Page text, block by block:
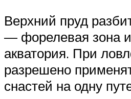
Верхний пруд
— форелевая зона
акватория. При
разрешено
снастей на одну